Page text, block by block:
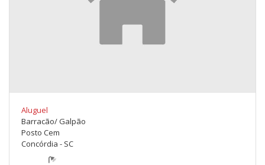
Aluguel
Barracão/ Galpão
Posto Cem
Concórdia - SC